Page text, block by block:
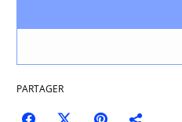
PARTAGER